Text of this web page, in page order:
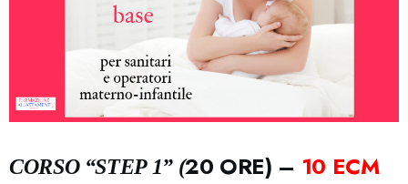
CORSO “STEP 1” (20 ORE) – 10 ECM